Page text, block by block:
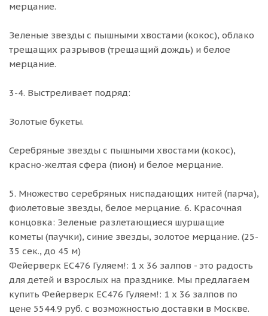
мерцание.
Зеленые звезды с пышными хвостами (кокос), облако
трещащих разрывов (трещащий дождь) и белое
мерцание.
3-4. Выстреливает подряд:
Золотые букеты.
Серебряные звезды с пышными хвостами (кокос),
красно-желтая сфера (пион) и белое мерцание.
5. Множество серебряных ниспадающих нитей (парча),
фиолетовые звезды, белое мерцание. 6. Красочная
концовка: Зеленые разлетающиеся шуршащие
кометы (паучки), синие звезды, золотое мерцание. (25-
35 сек., до 45 м)
Фейерверк ЕС476 Гуляем!: 1 х 36 залпов - это радость
для детей и взрослых на празднике. Мы предлагаем
купить Фейерверк ЕС476 Гуляем!: 1 х 36 залпов по
цене 5544.9 руб. с возможностью доставки в Москве.